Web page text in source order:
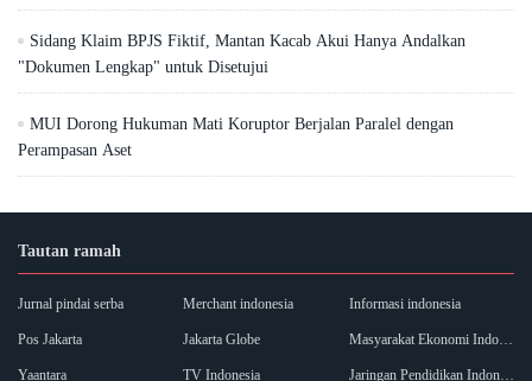
Sidang Klaim BPJS Fiktif, Mantan Kacab Akui Hanya Andalkan
"Dokumen Lengkap" untuk Disetujui
MUI Dorong Hukuman Mati Koruptor Berjalan Paralel dengan
Perampasan Aset
Tautan ramah
Jurnal pindai serba Merchant indonesia Informasi indonesia
Pos Jakarta Jakarta Globe Masyarakat Ekonomi Indonesia
Yaantara TV Indonesia Jaringan Pendidikan Indonesia